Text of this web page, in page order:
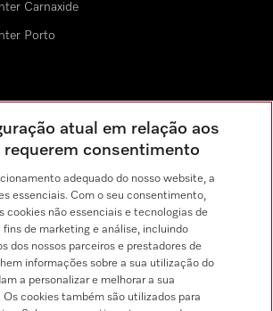
Carnaxide
Porto
Miele no Youtube
atual em relação aos
requerem consentimento
adequado do nosso website, a
essenciais. Com o seu consentimento,
cookies não essenciais e tecnologias de
de marketing e análise, incluindo
dos nossos parceiros e prestadores de
informações sobre a sua utilização do
a personalizar e melhorar a sua
Os cookies também são utilizados para